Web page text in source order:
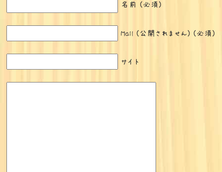
名前 (必須)
Mail (公開されません) (必須)
サイト